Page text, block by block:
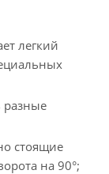
легкий
разные
стоящие
на 90°;